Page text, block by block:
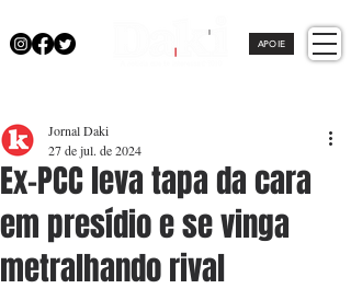
APOIE
Ex-PCC leva tapa da cara
em presídio e se vinga
metralhando rival
Jornal Daki
27 de jul. de 2024